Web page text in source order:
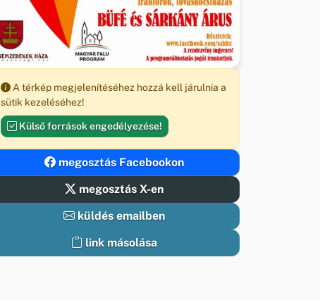
A térkép megjelenítéséhez hozzá kell járulnia a
sütik kezeléséhez!
Külső források engedélyezése!
megosztás Facebookon
megosztás X-en
küldés emailben
link másolása